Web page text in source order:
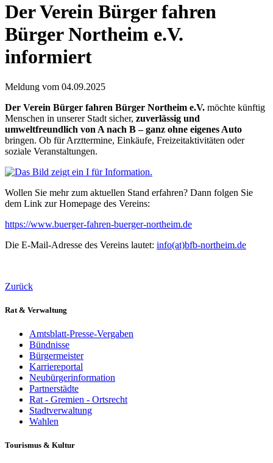
Der Verein Bürger fahren
Bürger Northeim e.V.
informiert
Meldung vom 04.09.2025
Der Verein Bürger fahren Bürger Northeim e.V. möchte künftig
Menschen in unserer Stadt sicher, zuverlässig und
umweltfreundlich von A nach B – ganz ohne eigenes Auto
bringen. Ob für Arzttermine, Einkäufe, Freizeitaktivitäten oder
soziale Veranstaltungen.
Wollen Sie mehr zum aktuellen Stand erfahren? Dann folgen Sie
dem Link zur Homepage des Vereins:
https://www.buerger-fahren-buerger-northeim.de
Die E-Mail-Adresse des Vereins lautet: info(at)bfb-northeim.de
Zurück
Rat & Verwaltung
Amtsblatt-Presse-Vergaben
Bündnisse
Bürgermeister
Karriereportal
Neubürgerinformation
Partnerstädte
Rat - Gremien - Ortsrecht
Stadtverwaltung
Wahlen
Tourismus & Kultur